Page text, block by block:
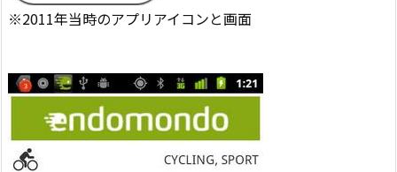
※2011年当時のアプリアイコンと画面